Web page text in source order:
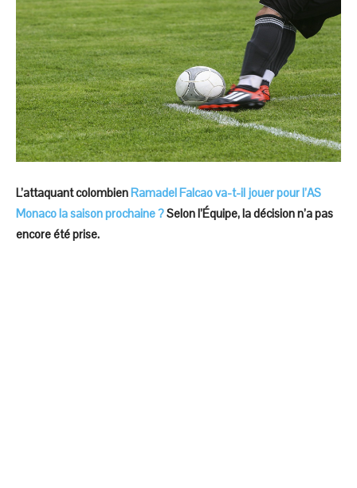
L’attaquant colombien Ramadel Falcao va-t-il jouer pour l’AS
Monaco la saison prochaine ?Selon l’Équipe, la décision n’a pas
encore été prise.